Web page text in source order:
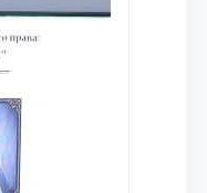
и